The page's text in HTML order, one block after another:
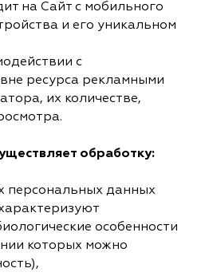
на Сайт с мобильного
и его уникальном
с
ресурса рекламными
их количестве,
обработку:
персональных данных
особенности
которых можно